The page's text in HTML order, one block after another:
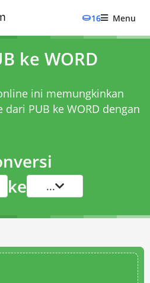
16 Menu
ke WORD
ini memungkinkan
PUB ke WORD dengan
ke ...